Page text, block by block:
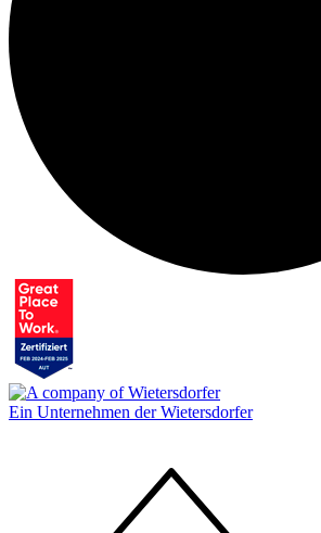
Ein Unternehmen der Wietersdorfer